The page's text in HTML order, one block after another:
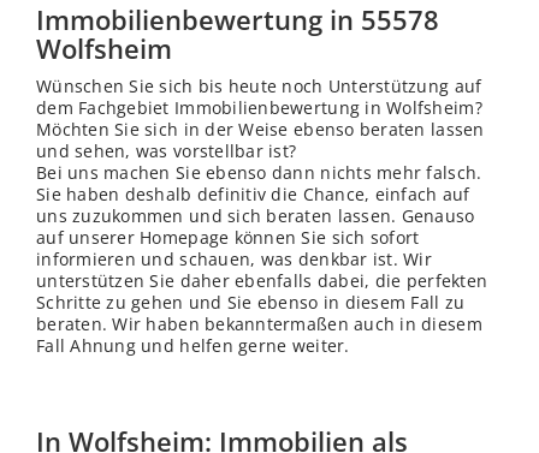
Immobilienbewertung in 55578
Wolfsheim
Wünschen Sie sich bis heute noch Unterstützung auf
dem Fachgebiet Immobilienbewertung in Wolfsheim?
Möchten Sie sich in der Weise ebenso beraten lassen
und sehen, was vorstellbar ist?
Bei uns machen Sie ebenso dann nichts mehr falsch.
Sie haben deshalb definitiv die Chance, einfach auf
uns zuzukommen und sich beraten lassen. Genauso
auf unserer Homepage können Sie sich sofort
informieren und schauen, was denkbar ist. Wir
unterstützen Sie daher ebenfalls dabei, die perfekten
Schritte zu gehen und Sie ebenso in diesem Fall zu
beraten. Wir haben bekanntermaßen auch in diesem
Fall Ahnung und helfen gerne weiter.
In Wolfsheim: Immobilien als